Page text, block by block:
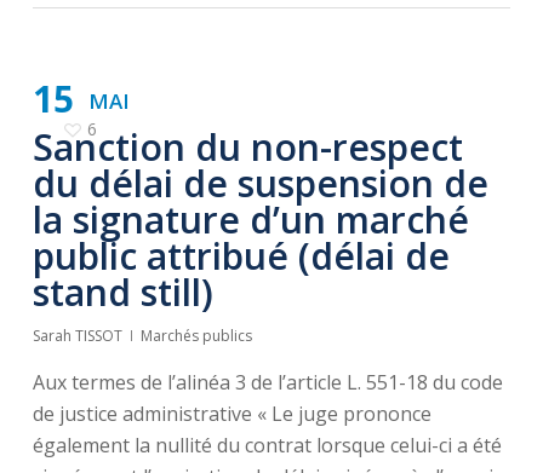
MAI
15
6
Sanction du non-respect
du délai de suspension de
la signature d’un marché
public attribué (délai de
stand still)
Sarah TISSOT Marchés publics
Aux termes de l’alinéa 3 de l’article L. 551-18 du code
de justice administrative « Le juge prononce
également la nullité du contrat lorsque celui-ci a été